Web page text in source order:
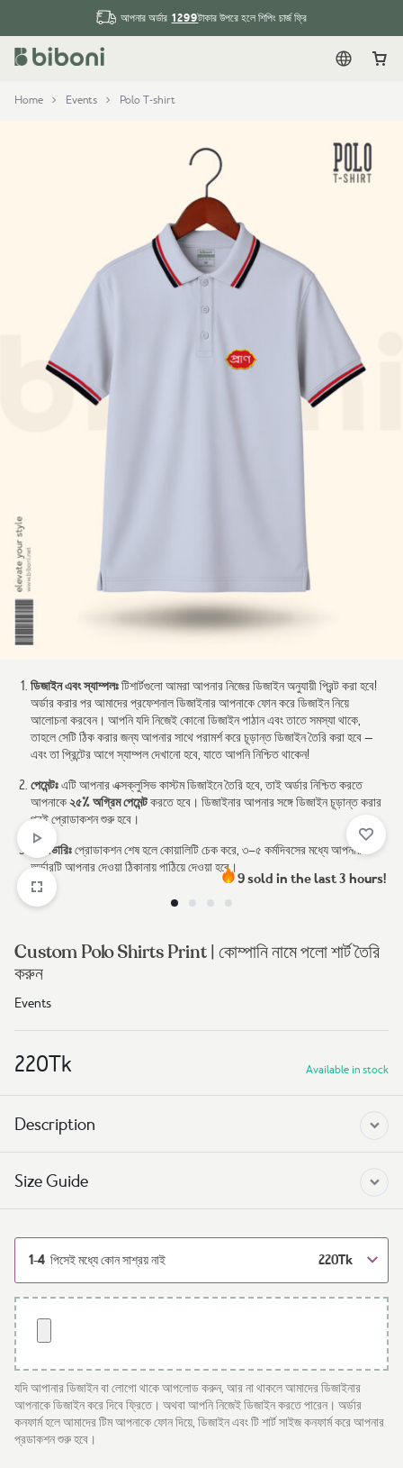
আপনার অর্ডার 1299টাকার উপরে হলে শিপিং চার্জ ফ্রি
English
Home Events Polo T-shirt
9 sold in the last 3 hours!
ডিজাইন এবং স্যাম্পলঃটিশার্টগুলো আমরা আপনার নিজের ডিজাইন অনুযায়ী প্রিন্ট করা হবে!
অর্ডার করার পর আমাদের প্রফেশনাল ডিজাইনার আপনাকে ফোন করে ডিজাইন নিয়ে
আলোচনা করবেন। আপনি যদি নিজেই কোনো ডিজাইন পাঠান এবং তাতে সমস্যা থাকে,
তাহলে সেটি ঠিক করার জন্য আপনার সাথে পরামর্শ করে চূড়ান্ত ডিজাইন তৈরি করা হবে —
এবং তা প্রিন্টের আগে স্যাম্পল দেখানো হবে, যাতে আপনি নিশ্চিত থাকেন!
পেমেন্টঃএটি আপনার এক্সক্লুসিভ কাস্টম ডিজাইনে তৈরি হবে, তাই অর্ডার নিশ্চিত করতে
আপনাকে২৫% অগ্রিম পেমেন্টকরতে হবে। ডিজাইনার আপনার সঙ্গে ডিজাইন চূড়ান্ত করার
পরই প্রোডাকশন শুরু হবে।
ডেলিভারিঃপ্রোডাকশন শেষ হলে কোয়ালিটি চেক করে, ৩–৫ কর্মদিবসের মধ্যে আপনার
অর্ডারটি আপনার দেওয়া ঠিকানায় পাঠিয়ে দেওয়া হবে।
Custom Polo Shirts Print | কোম্পানি নামে পলো শার্ট তৈরি
করুন
Events
220Tk Available in stock
Description
Size Guide
1-4 পিসেই মধ্যে কোন সাশ্রয় নাই 220Tk
যদি আপানার ডিজাইন বা লোগো থাকে আপলোড করুন, আর না থাকলে আমাদের ডিজাইনার
আপনাকে ডিজাইন করে দিবে ফ্রিতে। অথবা আপনি নিজেই ডিজাইন করতে পারেন। অর্ডার
কনফার্ম হলে আমাদের টিম আপনাকে ফোন দিয়ে, ডিজাইন এবং টি শার্ট সাইজ কনফার্ম করে আপনার
প্রডাকশন শুরু হবে।